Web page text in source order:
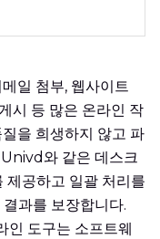
일 첨부, 웹사이트
시 등 많은 온라인 작
을 희생하지 않고 파
와 같은 데스크
제공하고 일괄 처리를
과를 보장합니다.
도구는 소프트웨